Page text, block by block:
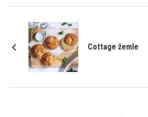
Cottage žemle